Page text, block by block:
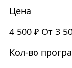
Цена
4 500 ₽ От 3
Кол-во